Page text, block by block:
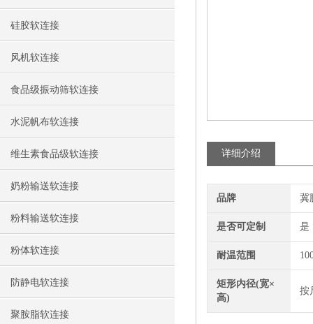
硅胶软连接
风机软连接
食品级振动筛软连接
水泥帆布软连接
维生素食品级软连接
奶粉输送软连接
粉料输送软连接
粉体软连接
防静电软连接
聚胺脂软连接
详细介绍
品牌 冀
是否可定制 是
耐温范围
矩形内径(宽×
高)
按